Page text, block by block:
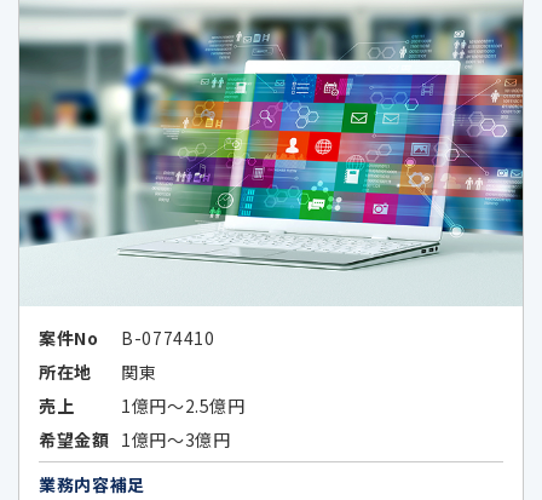
上記業務に関連する当社及び当社業務
提携会社のサービスのご案内、社内にお
ける調査・研究資料作成のため
当社の採用選考活動のため
当社又は第三者の商品・サービスに関す
る広告、メールマガジン等、各種ご案内の
わせた広告情報等の表示、メールマガジ
ン等、各種ご案内のため
上記各目的に関連する市場分析、マーケ
ティングのため
案件No
B-0774410
所在地
関東
売上
1億円～2.5億円
希望金額 1億円～3億円
業務内容補足